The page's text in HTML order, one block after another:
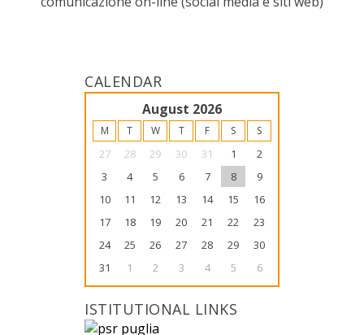
CALENDAR
August 2026
M T W T F S S
27 28 29 30 31 1
2
3
4 5 6 7 8
9
10
11 12 13 14 15
16
17
18 19 20 21 22
23
24
25 26 27 28 29
30
31
1 2 3 4 5 6
ISTITUTIONAL LINKS